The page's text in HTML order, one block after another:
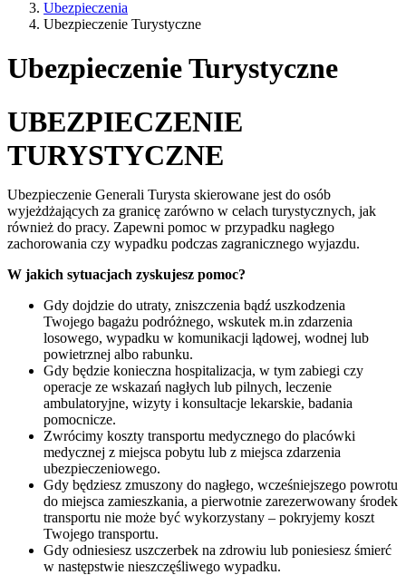
Ubezpieczenia
Ubezpieczenie Turystyczne
Ubezpieczenie Turystyczne
UBEZPIECZENIE
TURYSTYCZNE
Ubezpieczenie Generali Turysta skierowane jest do osób
wyjeżdżających za granicę zarówno w celach turystycznych, jak
również do pracy. Zapewni pomoc w przypadku nagłego
zachorowania czy wypadku podczas zagranicznego wyjazdu.
W jakich sytuacjach zyskujesz pomoc?
Gdy dojdzie do utraty, zniszczenia bądź uszkodzenia
Twojego bagażu podróżnego, wskutek m.in zdarzenia
losowego, wypadku w komunikacji lądowej, wodnej lub
powietrznej albo rabunku.
Gdy będzie konieczna hospitalizacja, w tym zabiegi czy
operacje ze wskazań nagłych lub pilnych, leczenie
ambulatoryjne, wizyty i konsultacje lekarskie, badania
pomocnicze.
Zwrócimy koszty transportu medycznego do placówki
medycznej z miejsca pobytu lub z miejsca zdarzenia
ubezpieczeniowego.
Gdy będziesz zmuszony do nagłego, wcześniejszego powrotu
do miejsca zamieszkania, a pierwotnie zarezerwowany środek
transportu nie może być wykorzystany – pokryjemy koszt
Twojego transportu.
Gdy odniesiesz uszczerbek na zdrowiu lub poniesiesz śmierć
w następstwie nieszczęśliwego wypadku.